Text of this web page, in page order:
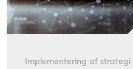
Implementering af strategi